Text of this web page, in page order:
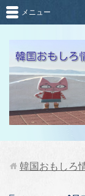
メニュー
韓国おもしろ